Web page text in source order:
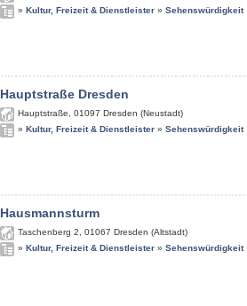
» Kultur, Freizeit & Dienstleister » Sehenswürdigkeit
Hauptstraße Dresden
Hauptstraße 01097 Dresden (Neustadt)
» Kultur, Freizeit & Dienstleister » Sehenswürdigkeit
Hausmannsturm
Taschenberg 2 01067 Dresden (Altstadt)
» Kultur, Freizeit & Dienstleister » Sehenswürdigkeit